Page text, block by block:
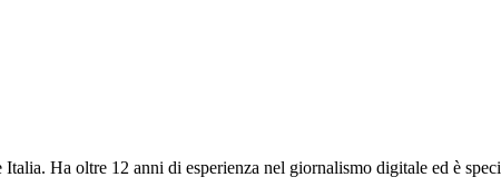
Ha oltre 12 anni di esperienza nel giornalismo digitale ed è